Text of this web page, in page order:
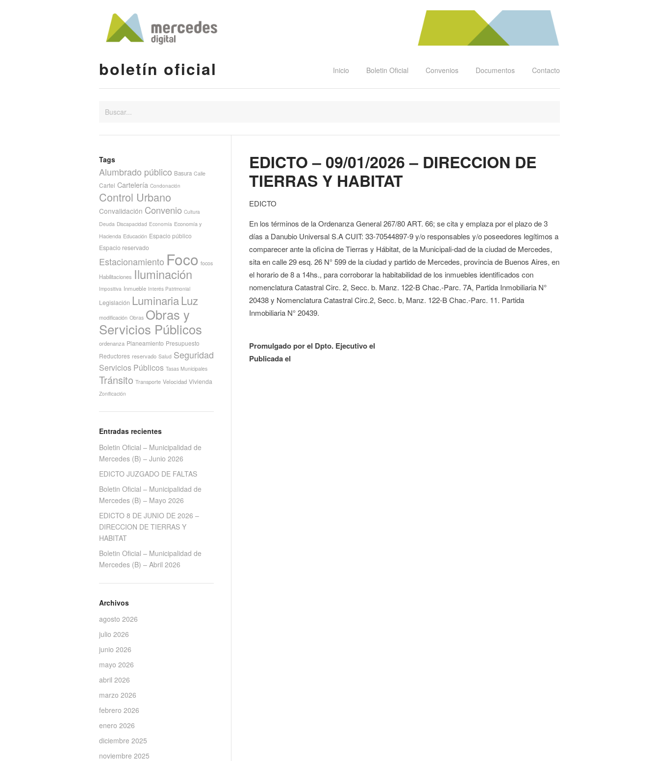
boletín oficial Inicio Boletin Oficial Convenios Documentos Contacto
EDICTO – 09/01/2026 – DIRECCION DE
TIERRAS Y HABITAT
EDICTO
En los términos de la Ordenanza General 267/80 ART. 66; se cita y emplaza por el plazo de 3
días a Danubio Universal S.A CUIT: 33-70544897-9 y/o responsables y/o poseedores legítimos a
comparecer ante la oficina de Tierras y Hábitat, de la Municipali-dad de la ciudad de Mercedes,
sita en calle 29 esq. 26 N° 599 de la ciudad y partido de Mercedes, provincia de Buenos Aires, en
el horario de 8 a 14hs., para corroborar la habitabilidad de los inmuebles identificados con
nomenclatura Catastral Circ. 2, Secc. b. Manz. 122-B Chac.-Parc. 7A, Partida Inmobiliaria N°
20438 y Nomenclatura Catastral Circ.2, Secc. b, Manz. 122-B Chac.-Parc. 11. Partida
Inmobiliaria N° 20439.
Promulgado por el Dpto. Ejecutivo el
Publicada el
Tags
Alumbrado público Basura Calle
Cartel Cartelería Condonación
Control Urbano
Convalidación Convenio Cultura
Deuda Discapacidad Economía Economía y
Hacienda Educación Espacio público
Espacio reservado
Estacionamiento Foco focos
Habilitaciones Iluminación
Impositiva Inmueble Interés Patrimonial
Legislación LuminariaLuz
modificación Obras Obras y
Servicios Públicos
ordenanza Planeamiento Presupuesto
Reductores reservado Salud Seguridad
Servicios Públicos Tasas Municipales
Tránsito Transporte Velocidad Vivienda
Zonificación
Entradas recientes
Boletin Oficial – Municipalidad de
Mercedes (B) – Junio 2026
EDICTO JUZGADO DE FALTAS
Boletin Oficial – Municipalidad de
Mercedes (B) – Mayo 2026
EDICTO 8 DE JUNIO DE 2026 –
DIRECCION DE TIERRAS Y
HABITAT
Boletin Oficial – Municipalidad de
Mercedes (B) – Abril 2026
Archivos
agosto 2026
julio 2026
junio 2026
mayo 2026
abril 2026
marzo 2026
febrero 2026
enero 2026
diciembre 2025
noviembre 2025